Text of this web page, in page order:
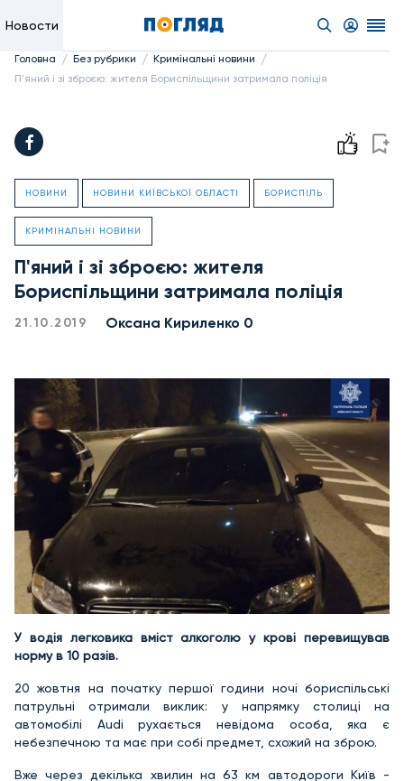
Новости
Головна / Без рубрики / Кримінальні новини /
П'яний і зі зброєю: жителя Бориспільщини затримала поліція
НОВИНИ НОВИНИ КИЇВСЬКОЇ ОБЛАСТІ БОРИСПІЛЬ
КРИМІНАЛЬНІ НОВИНИ
П'яний і зі зброєю: жителя
Бориспільщини затримала поліція
21.10.2019 Оксана Кириленко 0
У водія легковика вміст алкоголю у крові перевищував
норму в 10 разів.
20 жовтня на початку першої години ночі бориспільські
патрульні отримали виклик: у напрямку столиці на
автомобілі Audi рухається невідома особа, яка є
небезпечною та має при собі предмет, схожий на зброю.
Вже через декілька хвилин на 63 км автодороги Київ -